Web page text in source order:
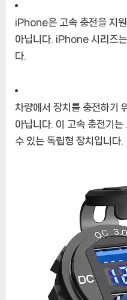
iPhone은 고속 충전을 지
아닙니다. iPhone 시리즈
다.
차량에서 장치를 충전하기
아닙니다. 이 고속 충전기
수 있는 독립형 장치입니다.